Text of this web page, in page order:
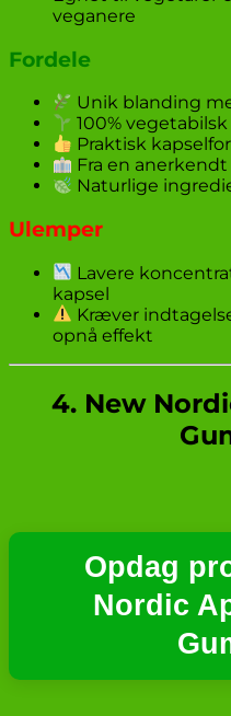
veganere
Fordele
Unik blanding
100%
Praktisk
Fra en
Naturlige
Ulemper
Lavere
kapsel
Kræver
opnå effekt
4. New
Opdag
Nordic